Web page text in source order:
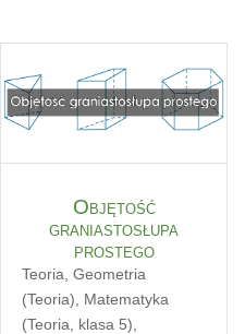
Objętość
graniastosłupa
prostego
Teoria Geometria
(Teoria)
Matematyka
(Teoria, klasa 5)